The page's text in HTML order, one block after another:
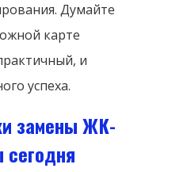
Думайте
карте
и
успеха.
замены ЖК-